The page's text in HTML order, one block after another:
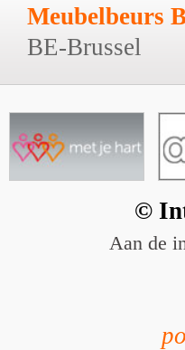
Meubelbeurs
BE-Brussel
©
Aan de